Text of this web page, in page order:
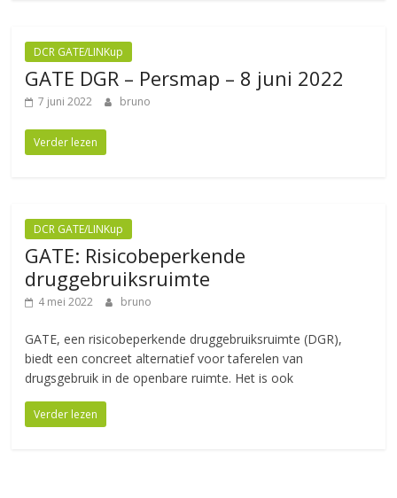
DCR GATE/LINKup
GATE DGR – Persmap – 8 juni 2022
7 juni 2022 bruno
Verder lezen
DCR GATE/LINKup
GATE: Risicobeperkende
druggebruiksruimte
4 mei 2022 bruno
GATE, een risicobeperkende druggebruiksruimte (DGR),
biedt een concreet alternatief voor taferelen van
drugsgebruik in de openbare ruimte. Het is ook
Verder lezen